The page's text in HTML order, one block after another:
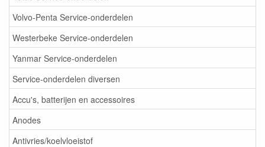
Volvo-Penta Service-onderdelen
Westerbeke Service-onderdelen
Yanmar Service-onderdelen
Service-onderdelen diversen
Accu's, batterijen en accessoires
Anodes
Antivries/koelvloeistof